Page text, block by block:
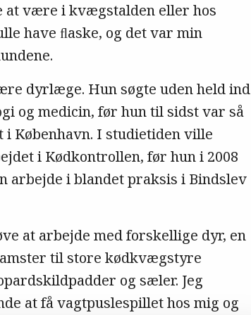
at være i kvægstalden eller hos
have ﬂaske, og det var min
dyrlæge. Hun søgte uden held ind
og medicin, før hun til sidst var så
København. I studietiden ville
i Kødkontrollen, før hun i 2008
arbejde i blandet praksis i Bindslev
at arbejde med forskellige dyr, en
til store kødkvægstyre
og sæler. Jeg
at få vagtpuslespillet hos mig og